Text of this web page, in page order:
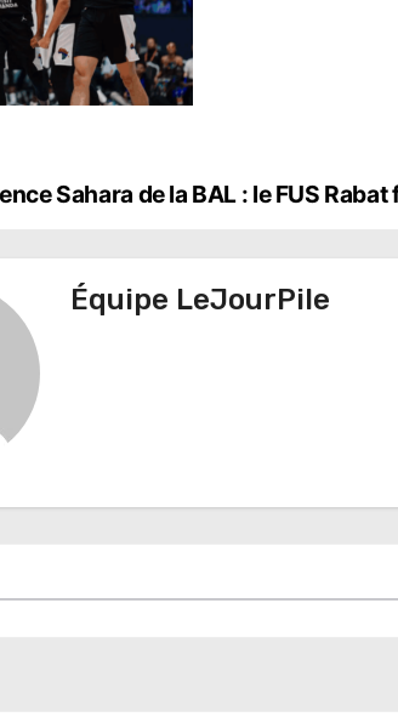
Sahara de la BAL : le FUS
Équipe LeJourPile